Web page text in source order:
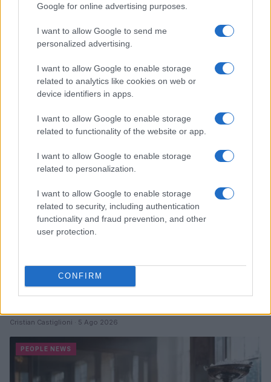
Google for online advertising purposes.
I want to allow Google to send me
personalized advertising.
I want to allow Google to enable storage
related to analytics like cookies on web or
device identifiers in apps.
I want to allow Google to enable storage
related to functionality of the website or app.
I want to allow Google to enable storage
related to personalization.
I want to allow Google to enable storage
related to security, including authentication
functionality and fraud prevention, and other
user protection.
CONFIRM
La sfida di ResQ per riprendere le operazioni di
soccorso dopo il ciclone Harry
PEOPLE NEWS
Club sociali a pagamento: vantaggi e svantaggi di un
Cristian Castiglioni · 5 Ago 2026
PEOPLE NEWS